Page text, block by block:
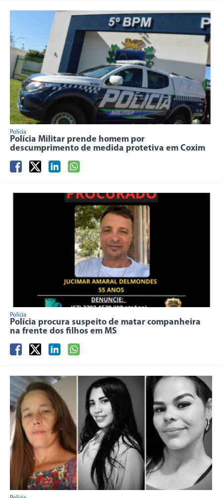
Polícia
Polícia Militar prende homem por
descumprimento de medida protetiva em Coxim
Polícia
Polícia procura suspeito de matar companheira
na frente dos filhos em MS